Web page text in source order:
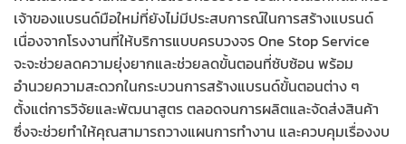
เจ้าของแบรนด์มือใหม่ที่ยังไม่มีประสบการณ์ในการสร้างแบรนด์
เนื่องจากโรงงานที่ให้บริการแบบครบวงจร One Stop Service
จะจะช่วยลดความยุ่งยากและช่วยลดขั้นตอนที่ซับซ้อน พร้อม
อำนวยความสะดวกในกระบวนการสร้างแบรนด์ขั้นตอนต่าง ๆ
ตั้งแต่การวิจัยและพัฒนาสูตร ตลอดจนการผลิตและจัดส่งสินค้า
ซึ่งจะช่วยทำให้คุณสามารถวางแผนการทำงาน และควบคุมเรื่องงบ